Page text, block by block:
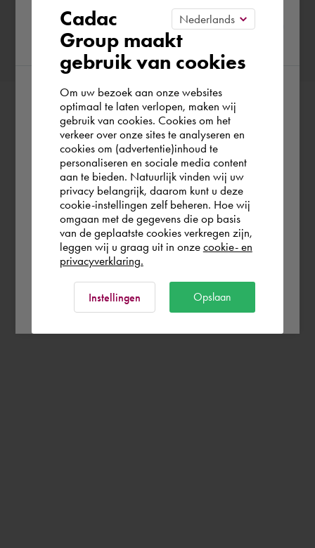
Confirmar reserva
Please confirm your current
region
According to us you are situated in Rest of
the world. Please confirm in which country
you wish to shop.
España
Rest of the world
Cadac
Group maakt
gebruik van cookies
Om uw bezoek aan onze websites
optimaal te laten verlopen, maken wij
gebruik van cookies. Cookies om het
verkeer over onze sites te analyseren en
cookies om (advertentie)inhoud te
personaliseren en sociale media content
aan te bieden. Natuurlijk vinden wij uw
privacy belangrijk, daarom kunt u deze
cookie-instellingen zelf beheren. Hoe wij
omgaan met de gegevens die op basis
van de geplaatste cookies verkregen zijn,
leggen wij u graag uit in onze cookie- en
privacyverklaring.
Instellingen Opslaan